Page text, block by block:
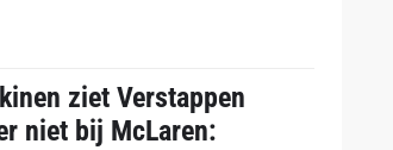
ziet Verstappen
niet bij McLaren: